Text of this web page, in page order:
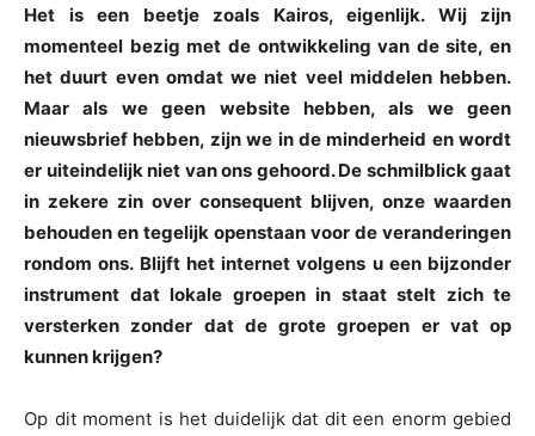
Het is een beetje zoals Kairos, eigenlijk. Wij zijn
momenteel bezig met de ontwikkeling van de site, en
het duurt even omdat we niet veel middelen hebben.
Maar als we geen website hebben, als we geen
nieuwsbrief hebben, zijn we in de minderheid en wordt
er uiteindelijk niet van ons gehoord. De schmilblick gaat
in zekere zin over consequent blijven, onze waarden
behouden en tegelijk openstaan voor de veranderingen
rondom ons. Blijft het internet volgens u een bijzonder
instrument dat lokale groepen in staat stelt zich te
versterken zonder dat de grote groepen er vat op
kunnen krijgen?
Op dit moment is het duidelijk dat dit een enorm gebied